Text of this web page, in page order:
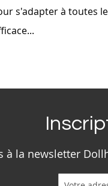
s'adapter à toutes
à la newsletter